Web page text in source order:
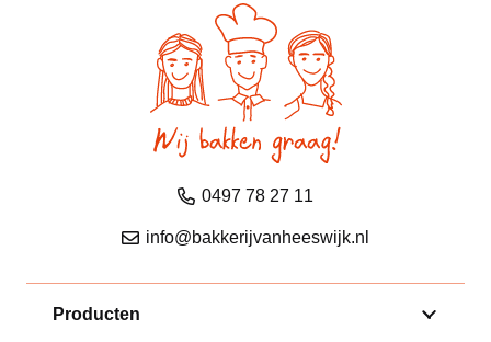
0497 78 27 11
info@bakkerijvanheeswijk.nl
Producten